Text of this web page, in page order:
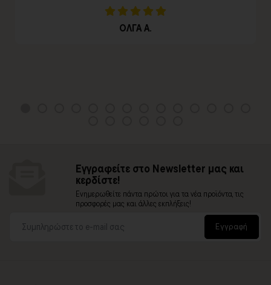
ΟΛΓΑ Α.
Εγγραφείτε στο Newsletter μας και
κερδίστε!
Ενημερωθείτε πάντα πρώτοι για τα νέα προϊόντα, τις
προσφορές μας και άλλες εκπλήξεις!
Εγγραφή